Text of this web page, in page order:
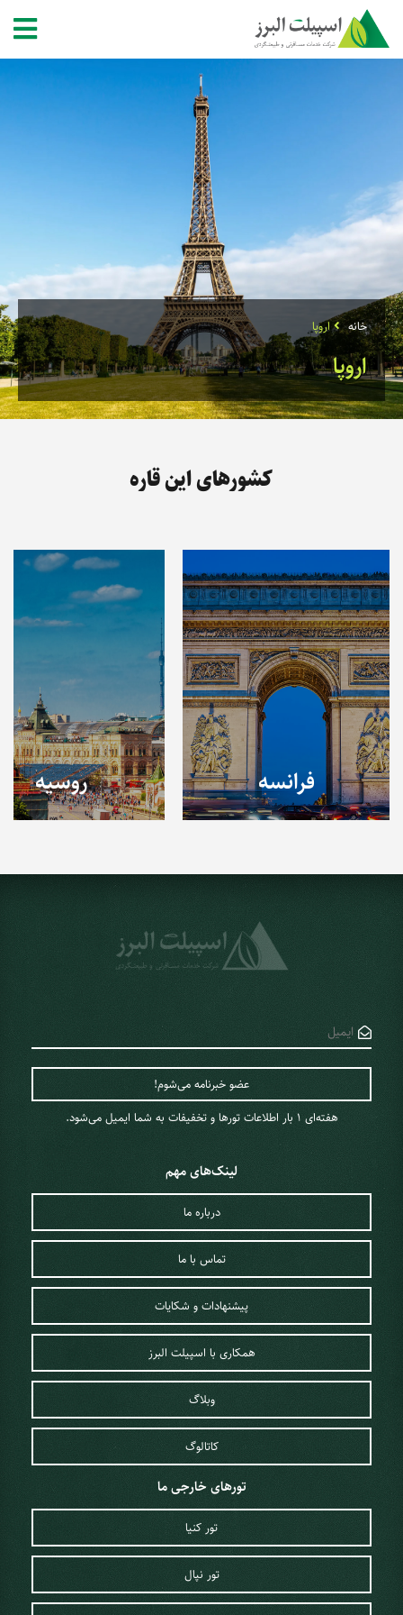
خانه اروپا
اروپا
کشورهای این قاره
فرانسه روسیه
هفته‌ای 1 ‌بار اطلاعات تورها و تخفیفات به شما ایمیل می‌شود.
لینک‌های مهم
درباره ما
تماس با ما
پیشنهادات و شکایات
همکاری با اسپیلت البرز
وبلاگ
کاتالوگ
تورهای خارجی ما
تور کنیا
تور نپال